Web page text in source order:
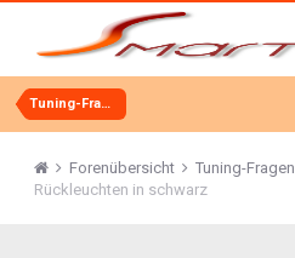
Tuning-Fragen
Forenübersicht
Tuning-Fragen
Rückleuchten in schwarz